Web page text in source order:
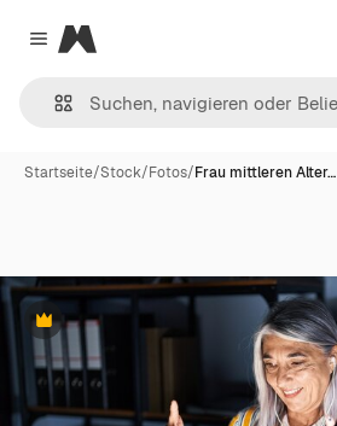
Close menu
Magnific
Startseite/Stock/Fotos/Frau mittleren Alter…
Premium